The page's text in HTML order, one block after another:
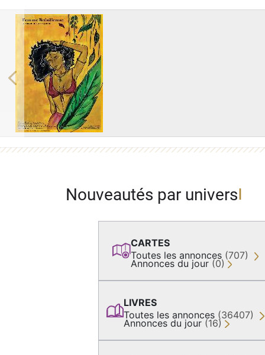
Previous
Nouveautés par univers
CARTES
Toutes les annonces (707)
Annonces du jour (0)
LIVRES
Toutes les annonces (36407)
Annonces du jour (16)